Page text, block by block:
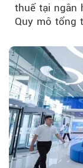
thuế tại ngân
Quy mô tổng